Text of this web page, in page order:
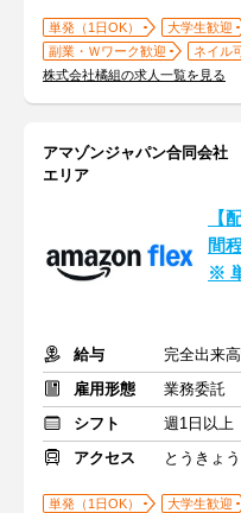
単発（1日OK） 大学生歓迎
副業・Ｗワーク歓迎
ネイル
株式会社橘組の求人一覧を見る
アマゾンジャパン合同会社
エリア
【
間
※
給与
完全出来
雇用形態
業務委託
シフト
週1日以上
アクセス
とうきょ
単発（1日OK） 大学生歓迎